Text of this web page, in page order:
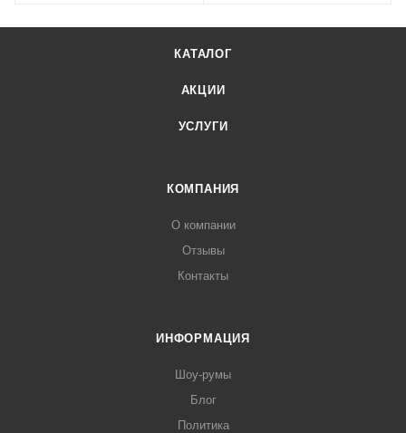
КАТАЛОГ
АКЦИИ
УСЛУГИ
КОМПАНИЯ
О компании
Отзывы
Контакты
ИНФОРМАЦИЯ
Шоу-румы
Блог
Политика